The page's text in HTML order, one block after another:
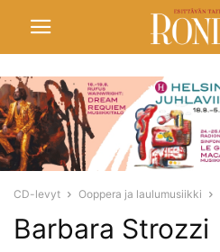
CD-levyt Ooppera ja laulumusiikki
Barbara Strozzi